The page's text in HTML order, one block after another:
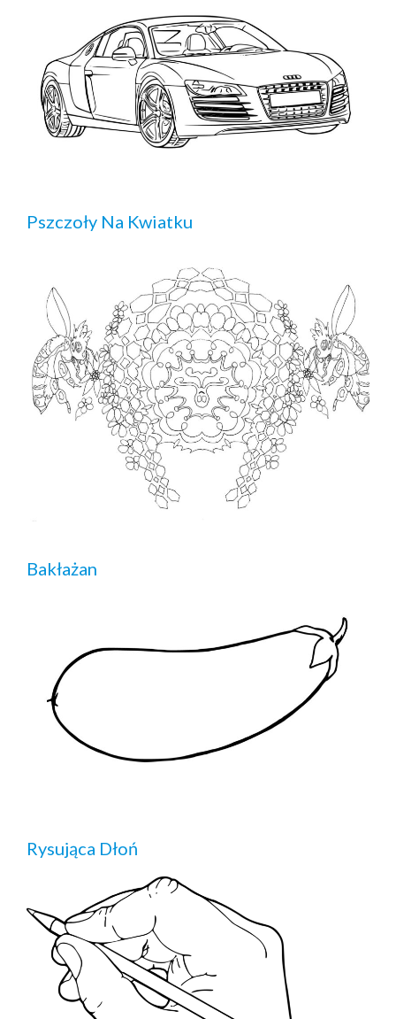
Pszczoły Na Kwiatku
Bakłażan
Rysująca Dłoń